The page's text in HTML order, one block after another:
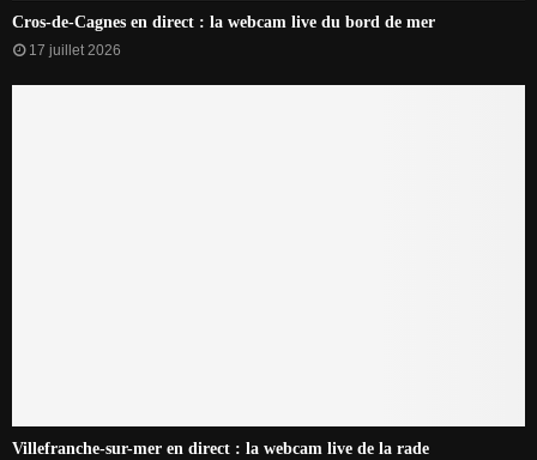
Cros-de-Cagnes en direct : la webcam live du bord de mer
17 juillet 2026
Villefranche-sur-mer en direct : la webcam live de la rade